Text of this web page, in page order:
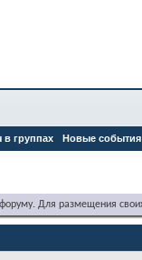
группах Новые события
Для размещения